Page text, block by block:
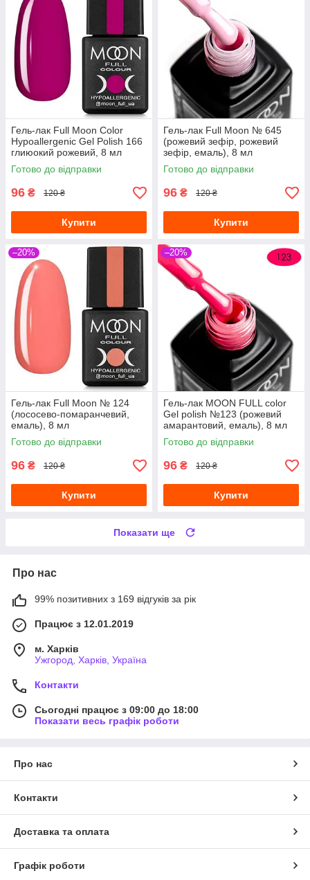
Гель-лак Full Moon Сolor
Hypoallergenic Gel Рolish 166
глиюокий рожевий, 8 мл
Готово до відправки
96 ₴ 120 ₴
Купити
Гель-лак Full Moon № 645
(рожевий зефір, рожевий
зефір, емаль), 8 мл
Готово до відправки
96 ₴ 120 ₴
Купити
–20%
Гель-лак Full Moon № 124
(лососево-помаранчевий,
емаль), 8 мл
Готово до відправки
96 ₴ 120 ₴
Купити
–20%
Гель-лак MOON FULL color
Gel polish №123 (рожевий
амарантовий, емаль), 8 мл
Готово до відправки
96 ₴ 120 ₴
Купити
Показати ще
Про нас
99% позитивних з 169 відгуків за рік
Працює з 12.01.2019
м. Харків
Ужгород, Харків, Україна
Контакти
Сьогодні працює з 09:00 до 18:00
Показати весь графік роботи
Про нас
Контакти
Доставка та оплата
Графік роботи